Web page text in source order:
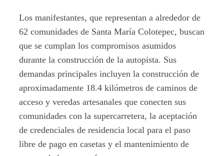
Los manifestantes, que representan a alrededor de
62 comunidades de Santa María Colotepec, buscan
que se cumplan los compromisos asumidos
durante la construcción de la autopista. Sus
demandas principales incluyen la construcción de
aproximadamente 18.4 kilómetros de caminos de
acceso y veredas artesanales que conecten sus
comunidades con la supercarretera, la aceptación
de credenciales de residencia local para el paso
libre de pago en casetas y el mantenimiento de